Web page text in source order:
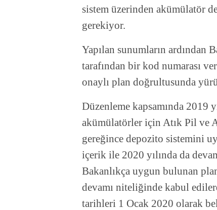
sistem üzerinden akümülatör
gerekiyor.
Yapılan sunumların ardından
tarafından bir kod numarası
onaylı plan doğrultusunda
Düzenleme kapsamında 2019
akümülatörler için Atık Pil ve
gereğince depozito sistemini
içerik ile 2020 yılında da
Bakanlıkça uygun bulunan
devamı niteliğinde kabul
tarihleri 1 Ocak 2020 olarak